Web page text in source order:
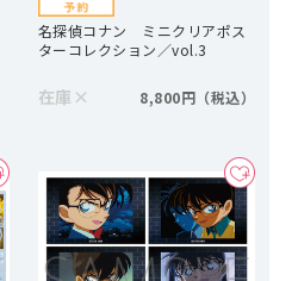
名探偵コナン ミニクリアポス
ターコレクション／vol.3
在庫 × 8,800円